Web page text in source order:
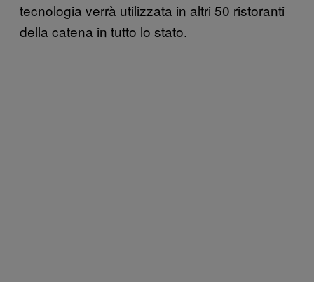
tecnologia verrà utilizzata in altri 50 ristoranti
della catena in tutto lo stato.